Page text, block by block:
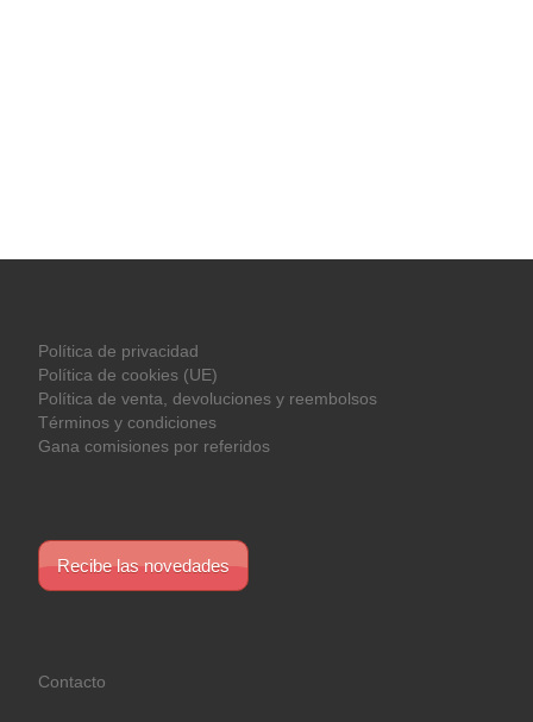
Política de privacidad
Política de cookies (UE)
Política de venta, devoluciones y reembolsos
Términos y condiciones
Gana comisiones por referidos
Recibe las novedades
Contacto